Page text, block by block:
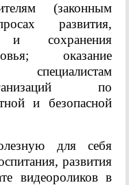
(законным
развития,
и сохранения
оказание
специалистам
по
и безопасной
для себя
развития
видеороликов в